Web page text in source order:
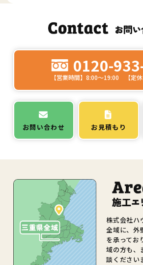
0120-
【営業時間】8:00～19:00 【定
お問い合わせ お見積もり
株式会社ハ
全域に、外
を承ってお
域の方も、
談ください